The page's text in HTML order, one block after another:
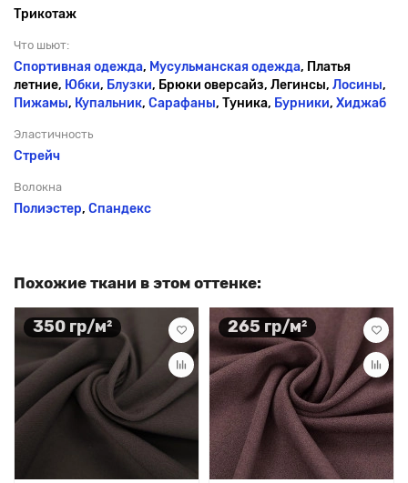
Трикотаж
Что шьют:
Спортивная одежда, Мусульманская одежда, Платья
летние, Юбки, Блузки, Брюки оверсайз, Легинсы, Лосины,
Пижамы, Купальник, Сарафаны, Туника, Бурники, Хиджаб
Эластичность
Стрейч
Волокна
Полиэстер, Спандекс
Похожие ткани в этом оттенке:
350 гр/м² 265 гр/м²